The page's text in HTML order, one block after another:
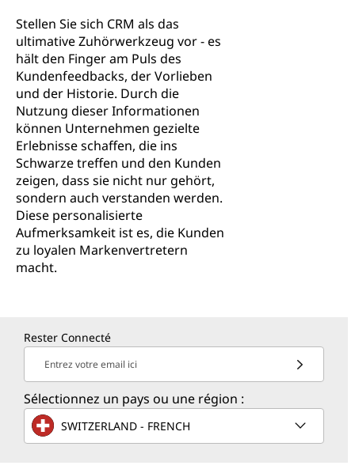
Stellen Sie sich CRM als das
ultimative Zuhörwerkzeug vor - es
hält den Finger am Puls des
Kundenfeedbacks, der Vorlieben
und der Historie. Durch die
Nutzung dieser Informationen
können Unternehmen gezielte
Erlebnisse schaffen, die ins
Schwarze treffen und den Kunden
zeigen, dass sie nicht nur gehört,
sondern auch verstanden werden.
Diese personalisierte
Aufmerksamkeit ist es, die Kunden
zu loyalen Markenvertretern
macht.
Rester Connecté
Entrez votre email ici
Sélectionnez un pays ou une région :
SWITZERLAND - FRENCH